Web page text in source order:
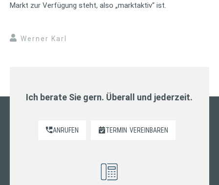
Markt zur Verfügung steht, also „marktaktiv“ ist.
Werner Karl
Ich berate Sie gern. Überall und jederzeit.
ANRUFEN TERMIN VEREINBAREN